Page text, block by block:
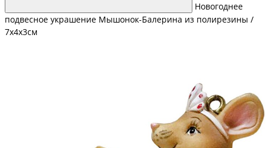
Новогоднее
подвесное украшение Мышонок-Балерина из полирезины /
7x4x3см